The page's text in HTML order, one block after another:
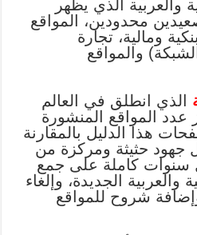
والعربية الذي يظهر
محدودين، المواقع
ومالية، تجارة
والمواقع
الذي انطلق في العالم
عام 2014 يعزز عدد المواقع المنشورة
هذا الدليل بالمقارنة
جهود حثيثة ومركزة من
كاملة على جمع
والعربية الجديدة، وإلغاء
وإضافة شروح للمواقع